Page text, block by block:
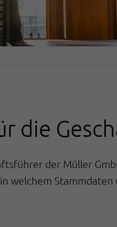
die
der Müller
welchem